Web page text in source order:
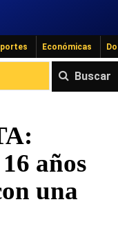
Económicas
Buscar
años
una